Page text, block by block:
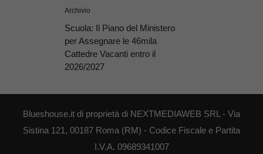
Archivio
Scuola: Il Piano del Ministero
per Assegnare le 46mila
Cattedre Vacanti entro il
2026/2027
Blueshouse.it di proprietà di NEXTMEDIAWEB SRL - Via
Sistina 121, 00187 Roma (RM) - Codice Fiscale e Partita
I.V.A. 09689341007